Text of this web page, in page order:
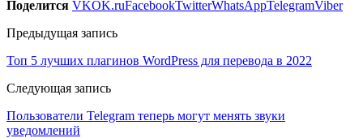
Поделится VKOK.ruFacebookTwitterWhatsAppTelegramViber
Предыдущая запись
Топ 5 лучших плагинов WordPress для перевода в 2022
Следующая запись
Пользователи Telegram теперь могут менять звуки
уведомлений